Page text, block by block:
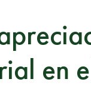
en